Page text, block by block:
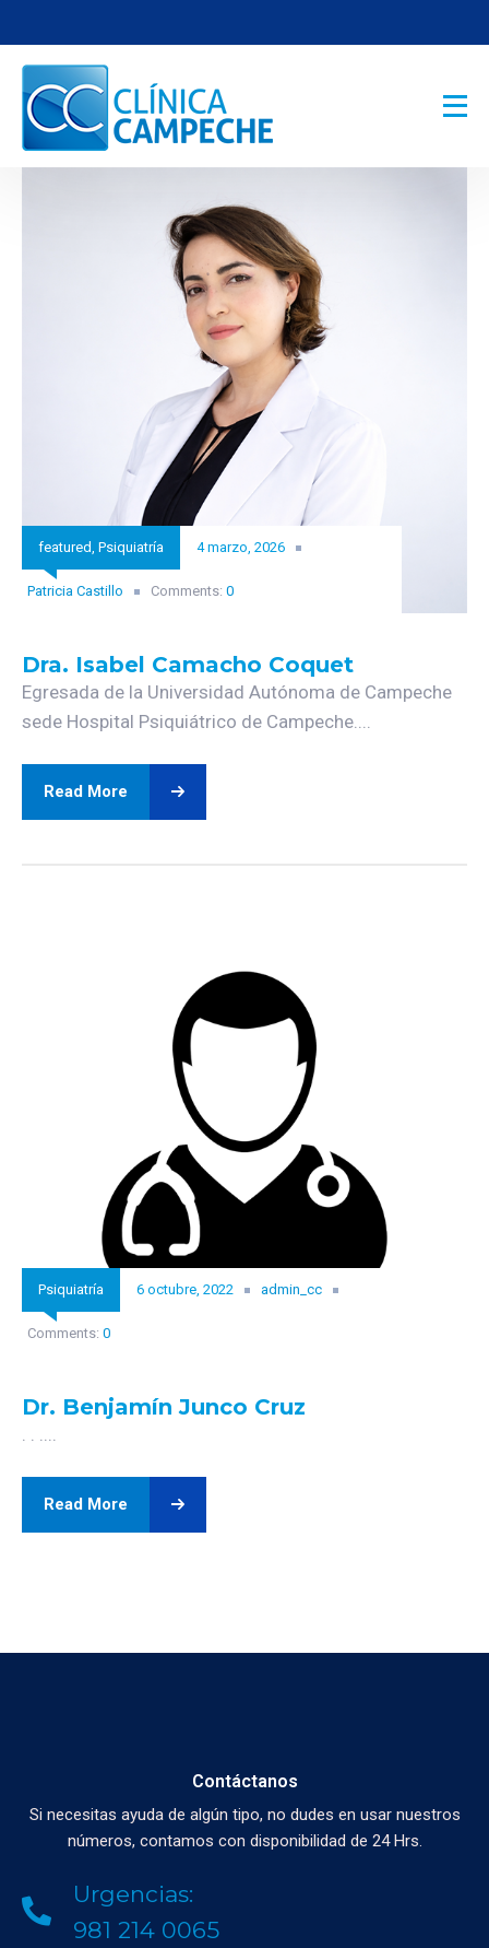
featured Psiquiatría 4 marzo, 2026
Patricia Castillo Comments: 0
Dra. Isabel Camacho Coquet
Egresada de la Universidad Autónoma de Campeche
sede Hospital Psiquiátrico de Campeche....
Read More
Psiquiatría 6 octubre, 2022 admin_cc
Comments: 0
Dr. Benjamín Junco Cruz
Read More
Contáctanos
Si necesitas ayuda de algún tipo, no dudes en usar nuestros
números, contamos con disponibilidad de 24 Hrs.
Urgencias:
981 214 0065